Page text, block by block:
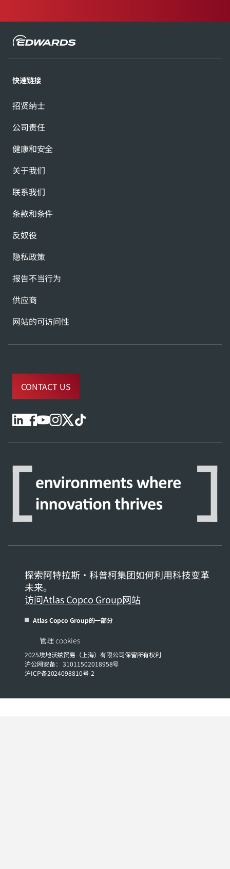
快速链接
招贤纳士
公司责任
健康和安全
关于我们
联系我们
条款和条件
反奴役
隐私政策
报告不当行为
供应商
网站的可访问性
CONTACT US
探索阿特拉斯·科普柯集团如何利用科技变革
未来。
访问Atlas Copco Group网站
Atlas Copco Group的一部分
2025埃地沃兹贸易（上海）有限公司保留所有权利
沪公网安备： 31011502018958号
沪ICP备2024098810号-2
管理 cookies